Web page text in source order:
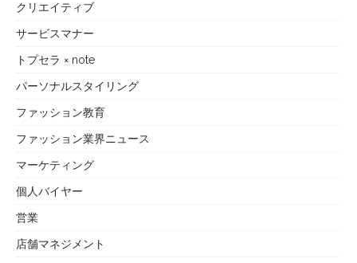
クリエイティブ
サービスマナー
トプセラ × note
パーソナルスタイリング
ファッション教育
ファッション業界ニュース
マーケティング
個人バイヤー
営業
店舗マネジメント